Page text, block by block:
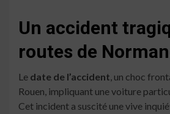
Un accident
routes de
Le date de l’accident, un choc
Rouen, impliquant une voiture
Cet incident a suscité une vive